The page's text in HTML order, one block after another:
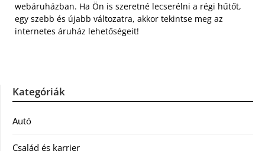
webáruházban. Ha Ön is szeretné lecserélni a régi hűtőt,
egy szebb és újabb változatra, akkor tekintse meg az
internetes áruház lehetőségeit!
Kategóriák
Autó
Család és karrier